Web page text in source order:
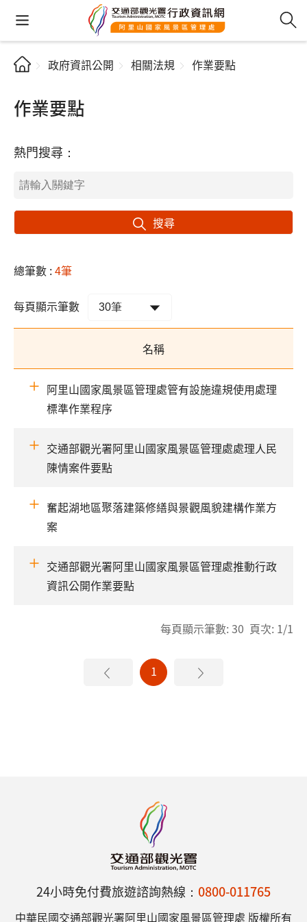
政府資訊公開 相關法規 作業要點
作業要點
熱門搜尋：
搜尋
總筆數 :4筆
每頁顯示筆數
名稱
阿里山國家風景區管理處管有設施違規使用處理
標準作業程序
交通部觀光署阿里山國家風景區管理處處理人民
陳情案件要點
奮起湖地區聚落建築修繕與景觀風貌建構作業方
案
交通部觀光署阿里山國家風景區管理處推動行政
資訊公開作業要點
每頁顯示筆數: 30 頁次: 1/1
1
24小時免付費旅遊諮詢熱線： 0800-011765
中華民國交通部觀光署阿里山國家風景區管理處 版權所有